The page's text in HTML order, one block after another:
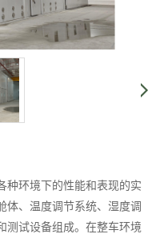
种环境下的性能和表现的实
体、温度调节系统、湿度调
测试设备组成。在整车环境